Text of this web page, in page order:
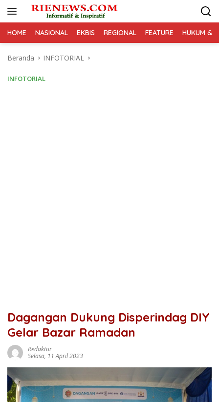
HOME NASIONAL EKBIS REGIONAL FEATURE HUKUM &
Beranda INFOTORIAL
INFOTORIAL
Dagangan Dukung Disperindag DIY
Gelar Bazar Ramadan
Redaktur
Selasa, 11 April 2023